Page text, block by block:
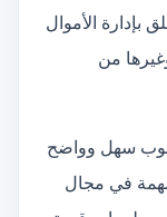
بإدارة الأموال
من
سهل وواضح
في مجال